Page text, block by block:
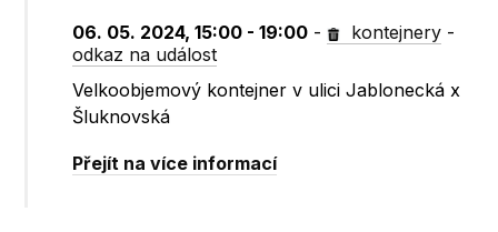
06. 05. 2024, 15:00 - 19:00 - kontejnery -
odkaz na událost
Velkoobjemový kontejner v ulici Jablonecká x
Šluknovská
Přejít na více informací